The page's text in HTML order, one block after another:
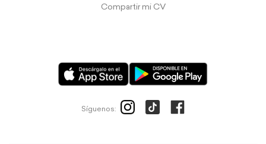
Compartir mi CV
Síguenos: